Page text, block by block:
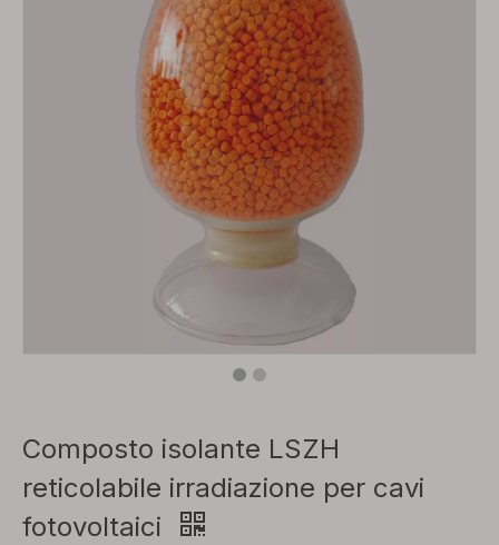
Composto isolante LSZH
reticolabile irradiazione per cavi
fotovoltaici